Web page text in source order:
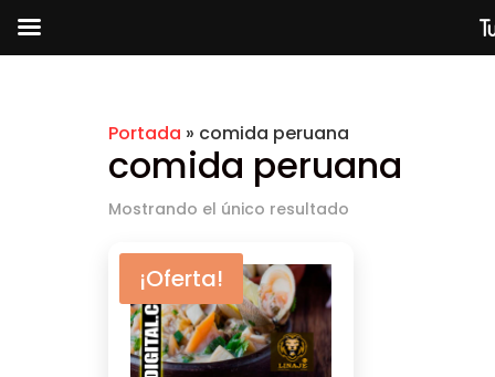
Portada » comida peruana
comida peruana
Mostrando el único resultado
¡Oferta!